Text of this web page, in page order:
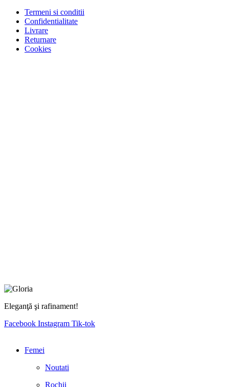
Termeni si conditii
Confidentialitate
Livrare
Returnare
Cookies
Eleganţă şi rafinament!
Facebook Instagram Tik-tok
Femei
Noutati
Rochii